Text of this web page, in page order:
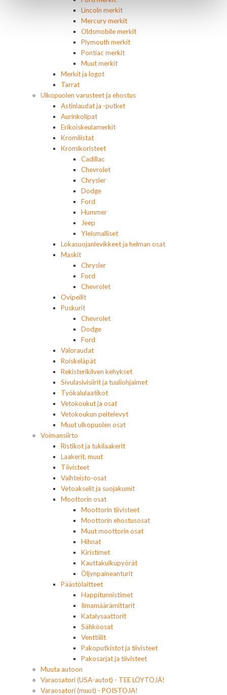
Lincoln merkit
Mercury merkit
Oldsmobile merkit
Plymouth merkit
Pontiac merkit
Muut merkit
Merkit ja logot
Tarrat
Ulkopuolen varusteet ja ehostus
Astinlaudat ja -putket
Aurinkolipat
Erikoiskeulamerkit
Kromilistat
Kromikoristeet
Cadillac
Chevrolet
Chrysler
Dodge
Ford
Hummer
Jeep
Yleismalliset
Lokasuojanlevikkeet ja helman osat
Maskit
Chrysler
Ford
Chevrolet
Ovipeilit
Puskurit
Chevrolet
Dodge
Ford
Valoraudat
Roiskeläpät
Rekisterikilven kehykset
Sivulasivisiirit ja tuuliohjaimet
Työkalulaatikot
Vetokoukut ja osat
Vetokoukun peitelevyt
Muut ulkopuolen osat
Voimansiirto
Ristikot ja tukilaakerit
Laakerit, muut
Tiivisteet
Vaihteisto-osat
Vetoakselit ja suojakumit
Moottorin osat
Moottorin tiivisteet
Moottorin ehostusosat
Muut moottorin osat
Hihnat
Kiristimet
Kauttakulkupyörät
Öljynpaineanturit
Päästölaitteet
Happitunnistimet
Ilmamäärämittarit
Katalysaattorit
Sähköosat
Venttiilit
Pakoputkistot ja tiivisteet
Pakosarjat ja tiivisteet
Muuta autoon
Varaosatori (USA-autot) - TEE LÖYTÖJÄ!
Varaosatori (muut) - POISTOJA!